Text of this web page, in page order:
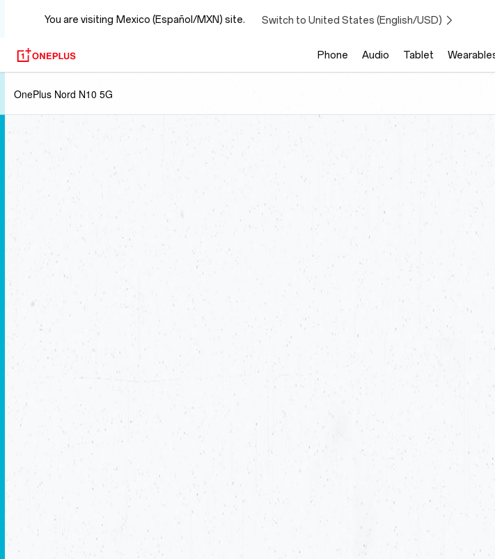
You are visiting Mexico (Español/MXN) site. Switch to United States (English/USD)
Phone Audio Tablet
OnePlus Nord N10 5G